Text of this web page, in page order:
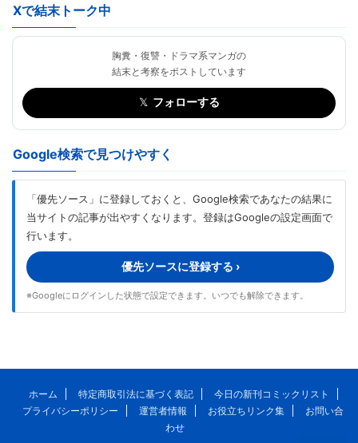
Xで結末トーク中
胸糞・復讐・ドラマ系マンガの
結末と考察をポストしています
𝕏 フォローする
Google検索で見つけやすく
「優先ソース」に登録しておくと、Google検索であなたの結果に
当サイトの記事が出やすくなります。登録はGoogleの設定画面で
行います。
優先ソースに登録する ›
※Googleにログインした状態で設定できます。いつでも解除できます。
ホーム 特定商取引法に基づく表記
今日の新刊コミックリスト
プライバシーポリシー
運営者情報 お役立ちリンク集
お問い合
わせ